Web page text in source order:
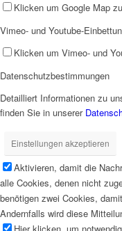
Klicken um Google Map
Vimeo- und Youtube-
Klicken um Vimeo- und
Datenschutzbestimmungen
Detailliert Informationen zu
finden Sie in unserer
Einstellungen akzeptieren
Aktivieren, damit die
alle Cookies, denen nicht
benötigen zwei Cookies,
Andernfalls wird diese